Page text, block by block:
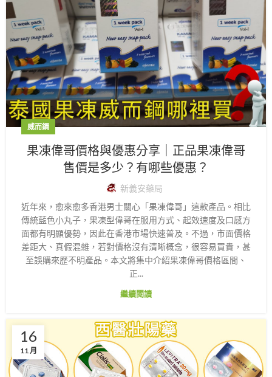
威而鋼
果凍偉哥價格與優惠分享｜正品果凍偉哥
售價是多少？有哪些優惠？
新義安藥局
近年來，愈來愈多香港男士關心「果凍偉哥」這款產品。相比
傳統藍色小丸子，果凍型偉哥在服用方式、起效速度及口感方
面都有明顯優勢，因此在香港市場快速普及。不過，市面價格
差距大、真假混雜，若對價格沒有清晰概念，很容易買貴，甚
至誤購來歷不明產品。本文將集中介紹果凍偉哥價格區間、
正...
繼續閱讀
16
11 月